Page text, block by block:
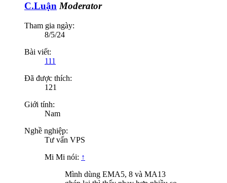
C.Luận Moderator
Tham gia ngày:
8/5/24
Bài viết:
111
Đã được thích:
121
Giới tính:
Nam
Nghề nghiệp:
Tư vấn VPS
Mi Mi nói: ↑
Mình dùng EMA5, 8 và MA13